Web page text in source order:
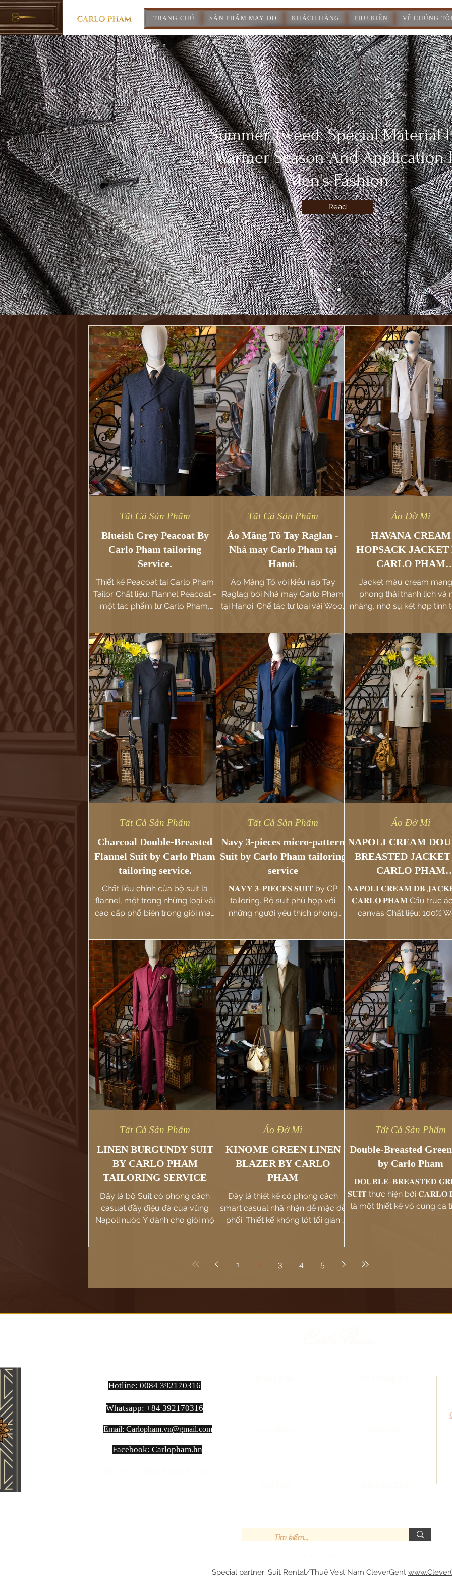
TRANG CHỦ SẢN PHẨM MAY ĐO KHÁCH HÀNG PHỤ KIỆN VỀ CHÚNG
Summer Tweed: Special Material
Warmer Season And Application
Men's Fashion
Read
Blueish Grey Peacoat By
Carlo Pham tailoring
Service.
Thiết kế Peacoat tại Carlo Pham
Tailor Chất liệu: Flannel Peacoat -
một tác phẩm từ Carlo Phạm,
Tất Cả Sản Phẩm
Áo Măng Tô Tay Raglan -
Nhà may Carlo Pham tại
Hanoi.
Áo Măng Tô với kiểu ráp Tay
Raglag bởi Nhà may Carlo Pham
tại Hanoi. Chế tác từ loại vải Wool
Tất Cả Sản Phẩm
HAVANA CREAM
HOPSACK JACKET
CARLO PHAM
TAILORING
Jacket màu cream
phong thái thanh lịch và
nhàng, nhờ sự kết hợp tinh
Áo Đờ Mi
Charcoal Double-Breasted
Flannel Suit by Carlo Pham
tailoring service.
Chất liệu chính của bộ suit là
flannel, một trong những loại vải
cao cấp phổ biến trong giới may
tiếng.
Tất Cả Sản Phẩm
Navy 3-pieces micro-pattern
Suit by Carlo Pham tailoring
service
𝐍𝐀𝐕𝐘 𝟑-𝐏𝐈𝐄𝐂𝐄𝐒 𝐒𝐔𝐈𝐓 by CP
tailoring. Bộ suit phù hợp với
những người yêu thích phong
trung.
Tất Cả Sản Phẩm
NAPOLI CREAM
BREASTED
CARLO PHAM
TAILORING
𝐍𝐀𝐏𝐎𝐋𝐈 𝐂𝐑𝐄𝐀𝐌 𝐃𝐁
𝐂𝐀𝐑𝐋𝐎 𝐏𝐇𝐀𝐌 Cấu trúc áo: Full
canvas Chất liệu: 100% Wool
Áo Đờ Mi
LINEN BURGUNDY SUIT
BY CARLO PHAM
TAILORING SERVICE
Đây là bộ Suit có phong cách
casual đầy điệu đà của vùng
Napoli nước Ý dành cho giới mộ
trung đầy nổi bật.
Tất Cả Sản Phẩm
KINOME GREEN LINEN
BLAZER BY CARLO
PHAM
Đây là thiết kế có phong cách
smart casual nhã nhặn dễ mặc dễ
phối. Thiết kế không lót tối giản
dễ chịu.
Áo Đờ Mi
Double-Breasted
by Carlo Pham
𝐃𝐎𝐔𝐁𝐋𝐄-𝐁𝐑𝐄𝐀𝐒𝐓𝐄𝐃
𝐒𝐔𝐈𝐓 thực hiện bởi
là một thiết kế vô cùng cá
Tất Cả Sản Phẩm
1 2 3 4 5
Hotline: 0084 392170316
Whatsapp: +84 392170316
Email: Carlopham.vn@gmail.com
​Facebook: Carlopham.hn
Special partner: Suit Rental/Thuê Vest Nam CleverGent